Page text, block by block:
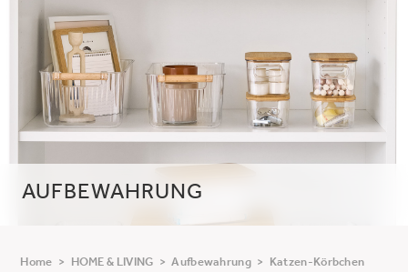
AUFBEWAHRUNG
Home > HOME & LIVING > Aufbewahrung > Katzen-Körbchen